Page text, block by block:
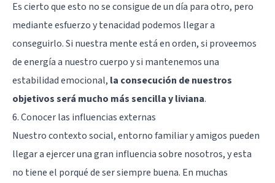
Es cierto que esto no se consigue de un día para otro, pero
mediante esfuerzo y tenacidad podemos llegar a
conseguirlo. Si nuestra mente está en orden, si proveemos
de energía a nuestro cuerpo y si mantenemos una
estabilidad emocional, la consecución de nuestros
objetivos será mucho más sencilla y liviana.
6. Conocer las influencias externas
Nuestro contexto social, entorno familiar y amigos pueden
llegar a ejercer una gran influencia sobre nosotros, y esta
no tiene el porqué de ser siempre buena. En muchas